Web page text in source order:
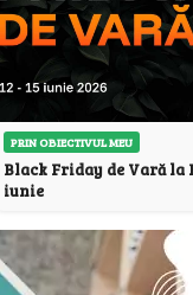
PRIN OBIECTIVUL MEU
Black Friday de Vară la
iunie